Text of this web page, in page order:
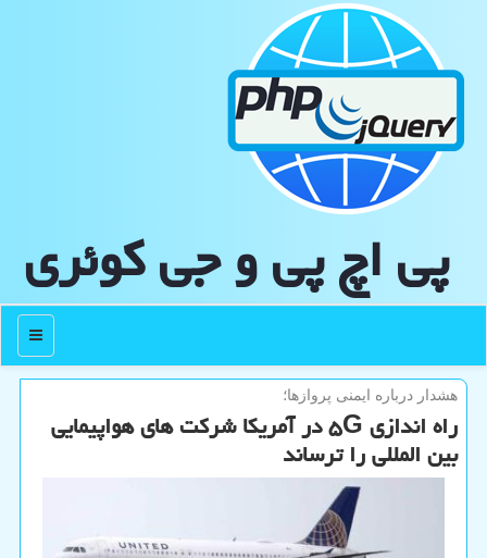
پی اچ پی و جی كوئری
منو
هشدار درباره ایمنی پروازها؛
راه اندازی ۵G در آمریکا شرکت های هواپیمایی
بین المللی را ترساند